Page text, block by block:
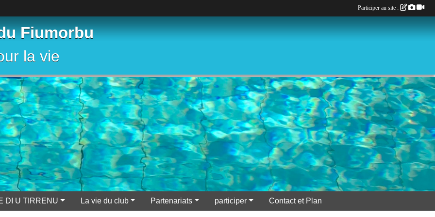
Fiumorbu
la vie
DI U TIRRENU La vie du club Partenariats participer Contact et Plan
Participer au site :